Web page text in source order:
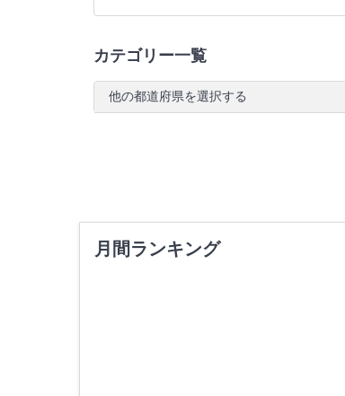
カテゴリー一覧
他の都道府県を選択する
月間ランキング